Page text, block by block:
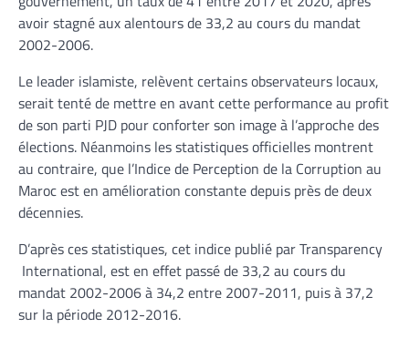
avoir stagné aux alentours de 33,2 au cours du mandat
2002-2006.
Le leader islamiste, relèvent certains observateurs locaux,
serait tenté de mettre en avant cette performance au profit
de son parti PJD pour conforter son image à l’approche des
élections. Néanmoins les statistiques officielles montrent
au contraire, que l’Indice de Perception de la Corruption au
Maroc est en amélioration constante depuis près de deux
décennies.
D’après ces statistiques, cet indice publié par Transparency
International, est en effet passé de 33,2 au cours du
mandat 2002-2006 à 34,2 entre 2007-2011, puis à 37,2
sur la période 2012-2016.